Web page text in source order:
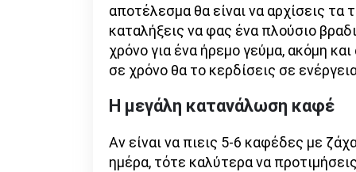
αποτέλεσμα θα είναι να αρχίσεις
καταλήξεις να φας ένα πλούσιο
χρόνο για ένα ήρεμο γεύμα, ακόμη
σε χρόνο θα το κερδίσεις σε
Η μεγάλη κατανάλωση καφέ
Αν είναι να πιεις 5-6 καφέδες με
ημέρα, τότε καλύτερα να